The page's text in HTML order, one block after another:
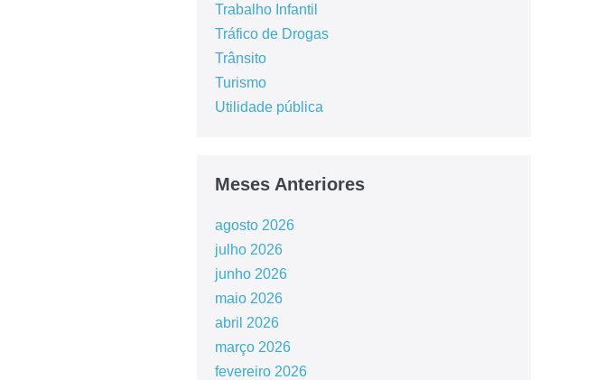
Trabalho Infantil
Tráfico de Drogas
Trânsito
Turismo
Utilidade pública
Meses Anteriores
agosto 2026
julho 2026
junho 2026
maio 2026
abril 2026
março 2026
fevereiro 2026